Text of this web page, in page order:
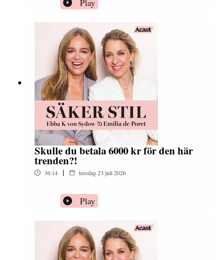
Skulle du betala 6000 kr för den här
trenden?!
36:14 | torsdag 23 juli 2026
Play